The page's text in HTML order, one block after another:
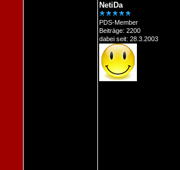
NetiDa
PDS-Member
Beiträge: 2200
dabei seit: 28.3.2003